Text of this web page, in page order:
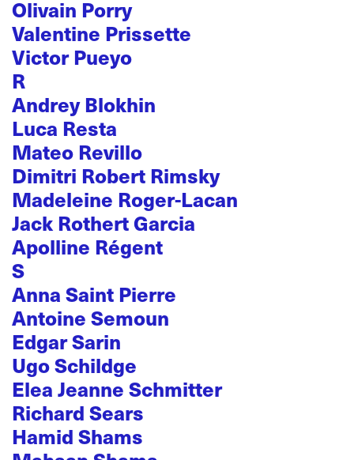
Olivain Porry
Valentine Prissette
Victor Pueyo
R
Andrey Blokhin
Luca Resta
Mateo Revillo
Dimitri Robert Rimsky
Madeleine Roger-Lacan
Jack Rothert Garcia
Apolline Régent
S
Anna Saint Pierre
Antoine Semoun
Edgar Sarin
Ugo Schildge
Elea Jeanne Schmitter
Richard Sears
Hamid Shams